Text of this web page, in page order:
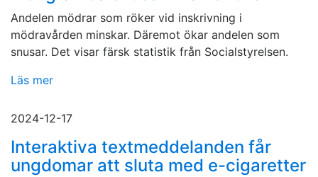
Andelen mödrar som röker vid inskrivning i
mödravården minskar. Däremot ökar andelen som
snusar. Det visar färsk statistik från Socialstyrelsen.
Läs mer
2024-12-17
Interaktiva textmeddelanden får
ungdomar att sluta med e-cigaretter